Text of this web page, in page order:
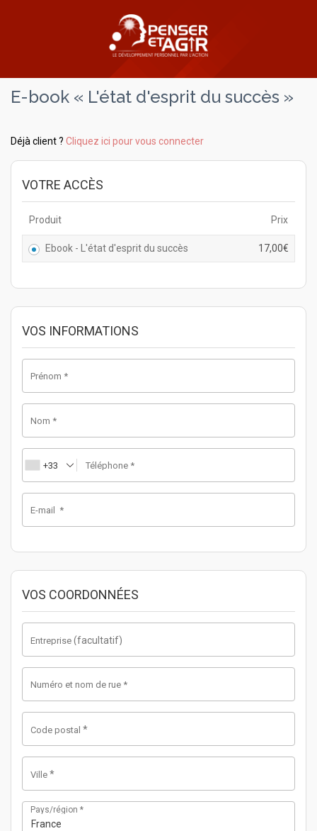
E-book « L'état d'esprit du succès »
Déjà client ? Cliquez ici pour vous connecter
VOTRE ACCÈS
Produit Prix
Ebook - L'état d'esprit du succès 17,00€
VOS INFORMATIONS
Prénom *
Nom *
Téléphone *
+33
E-mail *
VOS COORDONNÉES
Entreprise (facultatif)
Numéro et nom de rue *
Code postal *
Ville *
Pays/région *
France